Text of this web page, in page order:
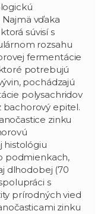
vďaka
súvisí s
rozsahu
fermentácie
potrebujú
pochádzajú
polysachridov
bachorový epitel.
zinku
histológiu
podmienkach,
dlhodobej (70
s
prírodných vied
zinku